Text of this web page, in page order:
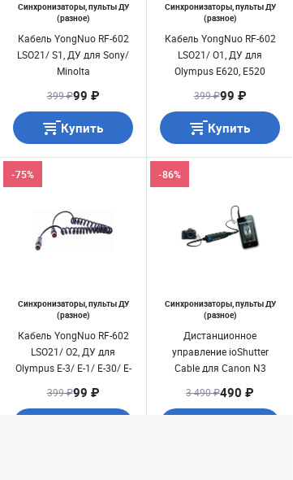
Синхронизаторы, пульты ДУ
(разное)
Кабель YongNuo RF-602
LSO21/ S1, ДУ для Sony/
Minolta
399 ₽99 ₽
Купить
Синхронизаторы, пульты ДУ
(разное)
Кабель YongNuo RF-602
LSO21/ O1, ДУ для
Olympus E620, E520
399 ₽99 ₽
Купить
Синхронизаторы, пульты ДУ
(разное)
Кабель YongNuo RF-602
LSO21/ O2, ДУ для
Olympus E-3/ E-1/ E-30/ E-
-75%
399 ₽99 ₽
Синхронизаторы, пульты ДУ
(разное)
Дистанционное
управление ioShutter
Cable для Canon N3
-86%
3 490 ₽490 ₽